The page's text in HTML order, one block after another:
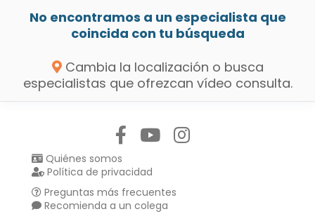
No encontramos a un especialista que
coincida con tu búsqueda
Cambia la localización o busca
especialistas que ofrezcan vídeo consulta.
Quiénes somos
Política de privacidad
Preguntas más frecuentes
Recomienda a un colega